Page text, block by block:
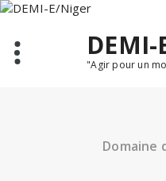
Aller
contenu
"Agir pour un
Domaine